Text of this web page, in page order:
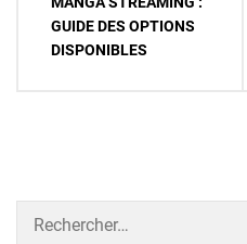
l’article
GUIDE DES OPTIONS
DISPONIBLES